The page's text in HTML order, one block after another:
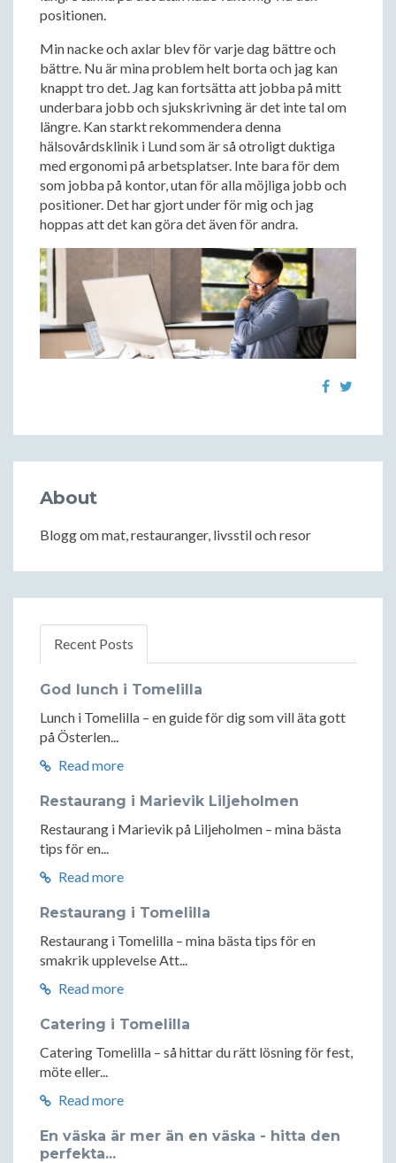
positionen.
Min nacke och axlar blev för varje dag bättre och
bättre. Nu är mina problem helt borta och jag kan
knappt tro det. Jag kan fortsätta att jobba på mitt
underbara jobb och sjukskrivning är det inte tal om
längre. Kan starkt rekommendera denna
hälsovårdsklinik i Lund som är så otroligt duktiga
med ergonomi på arbetsplatser. Inte bara för dem
som jobba på kontor, utan för alla möjliga jobb och
positioner. Det har gjort under för mig och jag
hoppas att det kan göra det även för andra.
About
Blogg om mat, restauranger, livsstil och resor
Recent Posts
God lunch i Tomelilla
Lunch i Tomelilla – en guide för dig som vill äta gott
på Österlen...
Read more
Restaurang i Marievik Liljeholmen
Restaurang i Marievik på Liljeholmen – mina bästa
tips för en...
Read more
Restaurang i Tomelilla
Restaurang i Tomelilla – mina bästa tips för en
smakrik upplevelse Att...
Read more
Catering i Tomelilla
Catering Tomelilla – så hittar du rätt lösning för fest,
möte eller...
Read more
En väska är mer än en väska - hitta den
perfekta...